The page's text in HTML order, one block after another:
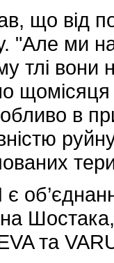
що від
"Але ми
тлі
щомісяця
в
та